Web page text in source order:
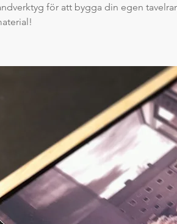
för att bygga din egen